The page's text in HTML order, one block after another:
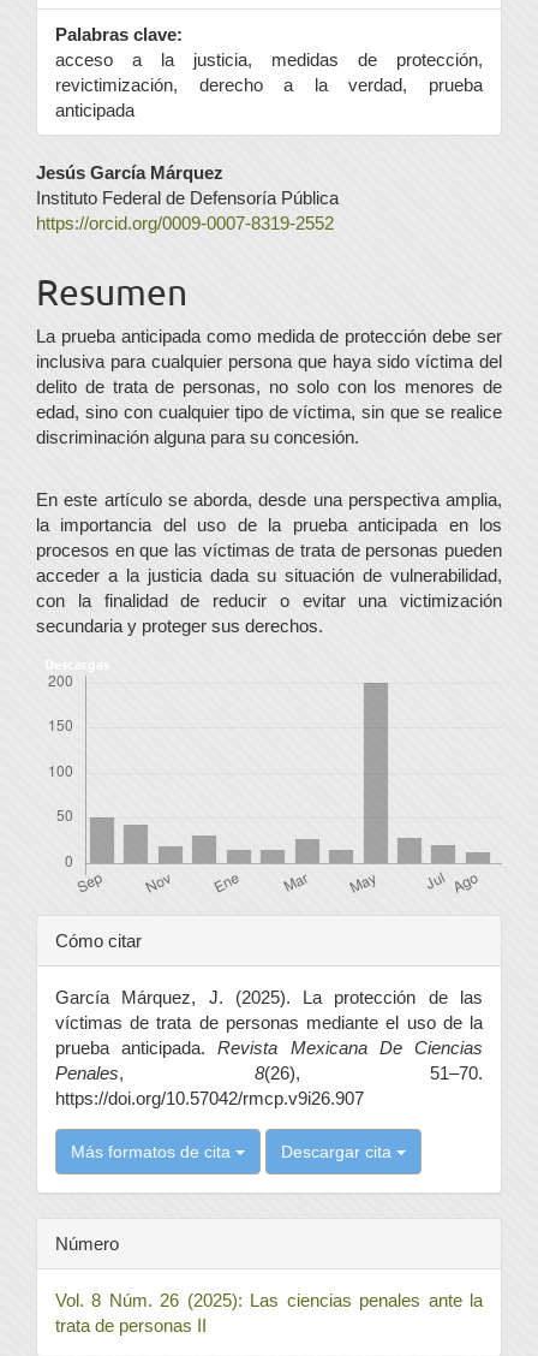
Palabras clave:
acceso a la justicia, medidas de protección,
revictimización, derecho a la verdad, prueba
anticipada
Contenido
principal
artículo
Jesús García Márquez
Instituto Federal de Defensoría Pública
https://orcid.org/0009-0007-8319-2552
Resumen
La prueba anticipada como medida de protección debe ser
inclusiva para cualquier persona que haya sido víctima del
delito de trata de personas, no solo con los menores de
edad, sino con cualquier tipo de víctima, sin que se realice
discriminación alguna para su concesión.
En este artículo se aborda, desde una perspectiva amplia,
la importancia del uso de la prueba anticipada en los
procesos en que las víctimas de trata de personas pueden
acceder a la justicia dada su situación de vulnerabilidad,
con la finalidad de reducir o evitar una victimización
secundaria y proteger sus derechos.
Descargas
Detalles
del
artículo
Cómo citar
García Márquez, J. (2025). La protección de las
víctimas de trata de personas mediante el uso de la
prueba anticipada.Revista Mexicana De Ciencias
Penales, 8(26), 51–70.
https://doi.org/10.57042/rmcp.v9i26.907
Más formatos de cita Descargar cita
Número
Vol. 8 Núm. 26 (2025): Las ciencias penales ante la
trata de personas II